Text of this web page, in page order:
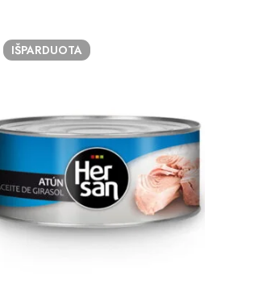
IŠPARDUOTA